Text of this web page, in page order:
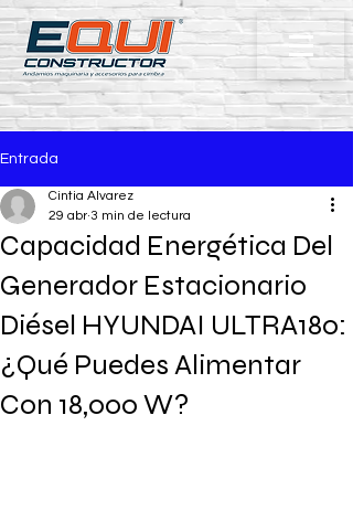
Entrada
Capacidad Energética Del
Generador Estacionario
Diésel HYUNDAI ULTRA180:
¿Qué Puedes Alimentar
Con 18,000 W?
Cintia Alvarez
29 abr 3 min de lectura